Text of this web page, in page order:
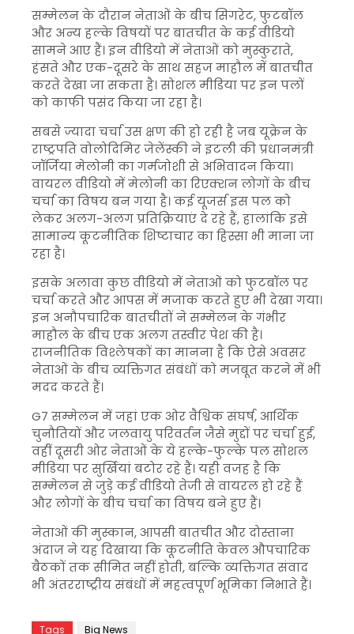
सम्मेलन के दौरान नेताओं के बीच सिगरेट, फुटबॉल
और अन्य हल्के विषयों पर बातचीत के कई वीडियो
सामने आए हैं। इन वीडियो में नेताओं को मुस्कुराते,
हंसते और एक-दूसरे के साथ सहज माहौल में बातचीत
करते देखा जा सकता है। सोशल मीडिया पर इन पलों
को काफी पसंद किया जा रहा है।
सबसे ज्यादा चर्चा उस क्षण की हो रही है जब यूक्रेन के
राष्ट्रपति वोलोदिमिर जेलेंस्की ने इटली की प्रधानमंत्री
जॉर्जिया मेलोनी का गर्मजोशी से अभिवादन किया।
वायरल वीडियो में मेलोनी का रिएक्शन लोगों के बीच
चर्चा का विषय बन गया है। कई यूजर्स इस पल को
लेकर अलग-अलग प्रतिक्रियाएं दे रहे हैं, हालांकि इसे
सामान्य कूटनीतिक शिष्टाचार का हिस्सा भी माना जा
रहा है।
इसके अलावा कुछ वीडियो में नेताओं को फुटबॉल पर
चर्चा करते और आपस में मजाक करते हुए भी देखा गया।
इन अनौपचारिक बातचीतों ने सम्मेलन के गंभीर
माहौल के बीच एक अलग तस्वीर पेश की है।
राजनीतिक विश्लेषकों का मानना है कि ऐसे अवसर
नेताओं के बीच व्यक्तिगत संबंधों को मजबूत करने में भी
मदद करते हैं।
G7 सम्मेलन में जहां एक ओर वैश्विक संघर्ष, आर्थिक
चुनौतियों और जलवायु परिवर्तन जैसे मुद्दों पर चर्चा हुई,
वहीं दूसरी ओर नेताओं के ये हल्के-फुल्के पल सोशल
मीडिया पर सुर्खियां बटोर रहे हैं। यही वजह है कि
सम्मेलन से जुड़े कई वीडियो तेजी से वायरल हो रहे हैं
और लोगों के बीच चर्चा का विषय बने हुए हैं।
नेताओं की मुस्कान, आपसी बातचीत और दोस्ताना
अंदाज ने यह दिखाया कि कूटनीति केवल औपचारिक
बैठकों तक सीमित नहीं होती, बल्कि व्यक्तिगत संवाद
भी अंतरराष्ट्रीय संबंधों में महत्वपूर्ण भूमिका निभाते हैं।
Tags Big News